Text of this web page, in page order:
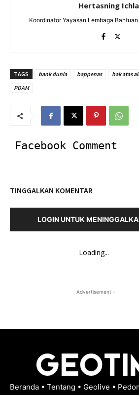
Hertasning
Koordinator Yayasan Lembaga
TAGS bank dunia bappenas hak atas
PDAM
Facebook Comment
TINGGALKAN KOMENTAR
LOGIN UNTUK
Loading...
- Advertisement -
Beranda • Tentang • Geolive •